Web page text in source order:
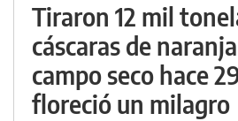
Tiraron 12 mil
cáscaras de
campo seco hace
floreció un milagro